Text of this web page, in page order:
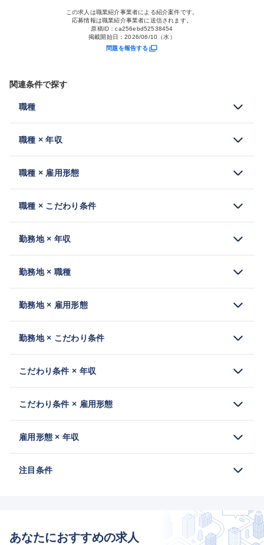
この求人は職業紹介事業者による紹介案件です。
応募情報は職業紹介事業者に送信されます。
原稿ID：ca256ebd52538454
掲載開始日：2026/06/10（水）
問題を報告する
関連条件で探す
職種
職種 × 年収
職種 × 雇用形態
職種 × こだわり条件
勤務地 × 年収
勤務地 × 職種
勤務地 × 雇用形態
勤務地 × こだわり条件
こだわり条件 × 年収
こだわり条件 × 雇用形態
雇用形態 × 年収
注目条件
あなたにおすすめの求人